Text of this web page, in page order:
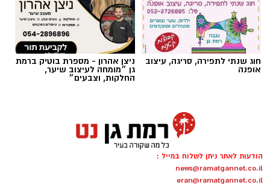
צילום: כבאות והצלה לישראל
לפנות בוקר (שישי) בשלושה מוקדים סמוכים בעיר,
ובמהלכן נפגעו שבעה בני אדם באורח קל משאיפת
עשן. חוקר דליקות של כבאות והצלה קבע כי קיים
חשד ממשי להצתה מכוונת וכי ייתכן קשר בין כלל
האירועים.
חוג שנתי לתפירה, סריגה, עיצוב
אופנה
ניצן אהרון - מספרת בוטיק ברמת
גן ״מומחה לעיצוב שיער,
החלקות, וצבעים״
הודעות לאתר ניתן לשלוח במייל :
news@ramatgannet.co.il
eran@ramatgannet.co.il